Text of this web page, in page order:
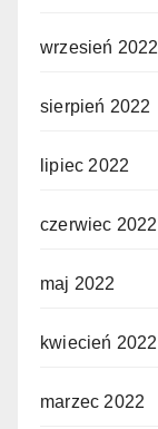
wrzesień 2022
sierpień 2022
lipiec 2022
czerwiec 2022
maj 2022
kwiecień 2022
marzec 2022